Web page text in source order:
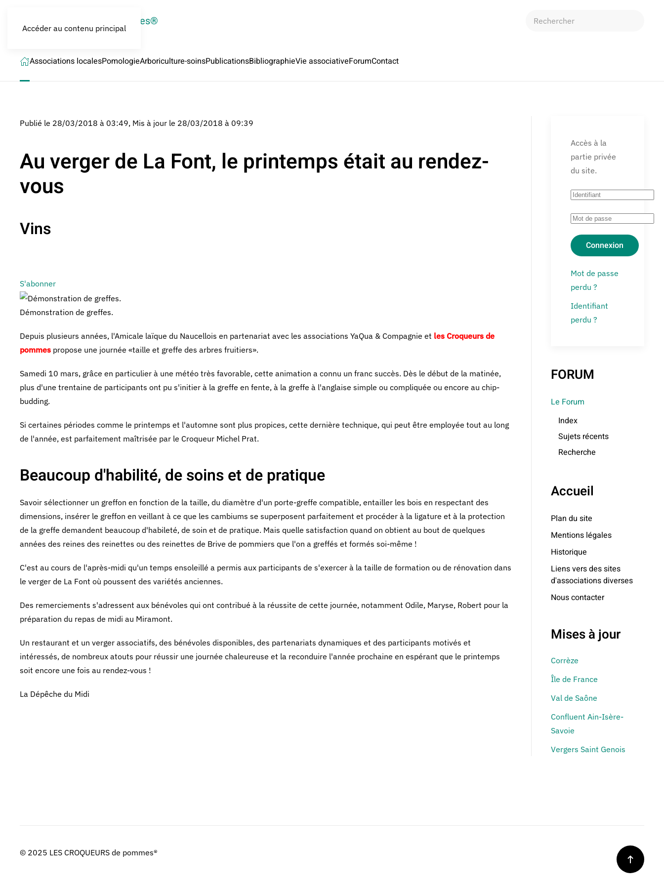
Accéder au contenu principal
LES CROQUEURS de pommes®
Associations localesPomologieArboriculture-soinsPublicationsBibliographieVie associativeForumContact
Publié le 28/03/2018 à 03:49, Mis à jour le 28/03/2018 à 09:39
Au verger de La Font, le printemps était au rendez-
vous
Vins
S'abonner
Démonstration de greffes.
Depuis plusieurs années, l'Amicale laïque du Naucellois en partenariat avec les associations YaQua & Compagnie et les Croqueurs de
pommes propose une journée «taille et greffe des arbres fruitiers».
Samedi 10 mars, grâce en particulier à une météo très favorable, cette animation a connu un franc succès. Dès le début de la matinée,
plus d'une trentaine de participants ont pu s'initier à la greffe en fente, à la greffe à l'anglaise simple ou compliquée ou encore au chip-
budding.
Si certaines périodes comme le printemps et l'automne sont plus propices, cette dernière technique, qui peut être employée tout au long
de l'année, est parfaitement maîtrisée par le Croqueur Michel Prat.
Beaucoup d'habilité, de soins et de pratique
Savoir sélectionner un greffon en fonction de la taille, du diamètre d'un porte-greffe compatible, entailler les bois en respectant des
dimensions, insérer le greffon en veillant à ce que les cambiums se superposent parfaitement et procéder à la ligature et à la protection
de la greffe demandent beaucoup d'habileté, de soin et de pratique. Mais quelle satisfaction quand on obtient au bout de quelques
années des reines des reinettes ou des reinettes de Brive de pommiers que l'on a greffés et formés soi-même !
C'est au cours de l'après-midi qu'un temps ensoleillé a permis aux participants de s'exercer à la taille de formation ou de rénovation dans
le verger de La Font où poussent des variétés anciennes.
Des remerciements s'adressent aux bénévoles qui ont contribué à la réussite de cette journée, notamment Odile, Maryse, Robert pour la
préparation du repas de midi au Miramont.
Un restaurant et un verger associatifs, des bénévoles disponibles, des partenariats dynamiques et des participants motivés et
intéressés, de nombreux atouts pour réussir une journée chaleureuse et la reconduire l'année prochaine en espérant que le printemps
soit encore une fois au rendez-vous !
La Dépêche du Midi
Accès à la
partie privée
du site.
Connexion
Mot de passe
perdu ?
Identifiant
perdu ?
FORUM
Le Forum
Index
Sujets récents
Recherche
Accueil
Plan du site
Mentions légales
Historique
Liens vers des sites
d'associations diverses
Nous contacter
Mises à jour
Corrèze
Île de France
Val de Saône
Confluent Ain-Isère-
Savoie
Vergers Saint Genois
© 2025 LES CROQUEURS de pommes®